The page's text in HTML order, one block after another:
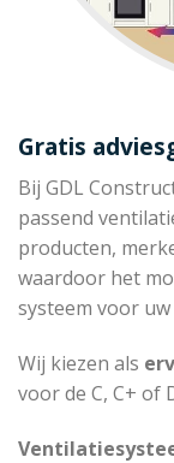
Gratis
Bij GDL
passend
producten,
waardoor het
systeem voor
Wij kiezen als
voor de C, C+ of